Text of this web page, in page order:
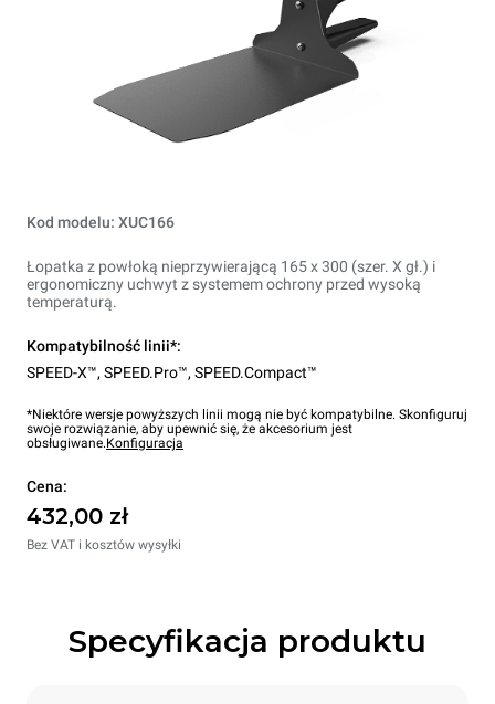
Kod modelu: XUC166
Łopatka z powłoką nieprzywierającą 165 x 300 (szer. X gł.) i
ergonomiczny uchwyt z systemem ochrony przed wysoką
temperaturą.
Kompatybilność linii*:
SPEED-X™, SPEED.Pro™, SPEED.Compact™
*Niektóre wersje powyższych linii mogą nie być kompatybilne. Skonfiguruj
swoje rozwiązanie, aby upewnić się, że akcesorium jest
obsługiwane.Konfiguracja
Cena:
432,00 zł
Bez VAT i kosztów wysyłki
Specyfikacja produktu